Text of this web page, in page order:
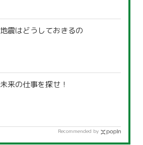
地震はどうしておきるの
未来の仕事を探せ！
Recommended by